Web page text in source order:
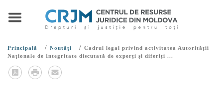
Principală / Noutăți / Cadrul legal privind activitatea Autorității
Naționale de Integritate discutată de experți și diferiți ...